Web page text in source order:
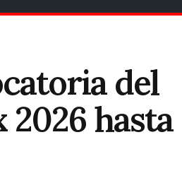
del
hasta